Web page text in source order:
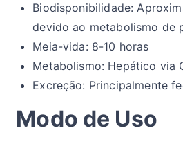
Biodisponibilidade:
devido ao metabolismo de
Meia-vida: 8-10 horas
Metabolismo: Hepático via
Excreção: Principalmente
Modo de Uso